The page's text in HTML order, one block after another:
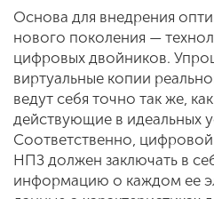
Основа для внедрения
нового поколения —
цифровых двойников.
виртуальные копии
ведут себя точно так же,
действующие в идеальных
Соответственно,
НПЗ должен заключать в
информацию о каждом ее